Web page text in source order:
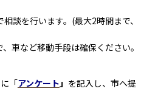
談を行います。(最大2時間まで、
車など移動手段は確保ください。
「アンケート 」 を記入し、市へ提